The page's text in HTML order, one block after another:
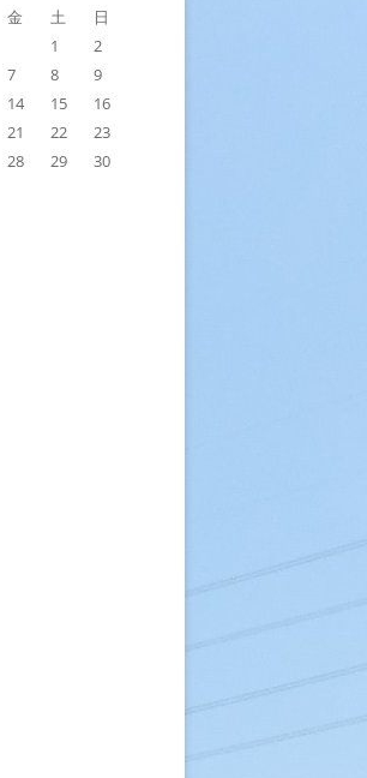
金 土
日
1
2
7 8
9
14 15
16
21 22
23
28 29
30